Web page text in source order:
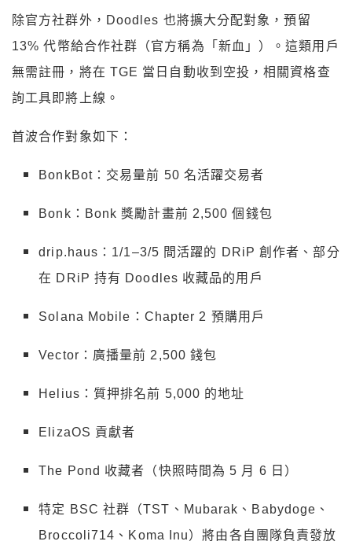
除官方社群外，Doodles 也將擴大分配對象，預留
13% 代幣給合作社群（官方稱為「新血」）。這類用戶
無需註冊，將在 TGE 當日自動收到空投，相關資格查
詢工具即將上線。
首波合作對象如下：
BonkBot：交易量前 50 名活躍交易者
Bonk：Bonk 獎勵計畫前 2,500 個錢包
drip.haus：1/1–3/5 間活躍的 DRiP 創作者、部分
在 DRiP 持有 Doodles 收藏品的用戶
Solana Mobile：Chapter 2 預購用戶
Vector：廣播量前 2,500 錢包
Helius：質押排名前 5,000 的地址
ElizaOS 貢獻者
The Pond 收藏者（快照時間為 5 月 6 日）
特定 BSC 社群（TST、Mubarak、Babydoge、
Broccoli714、Koma Inu）將由各自團隊負責發放